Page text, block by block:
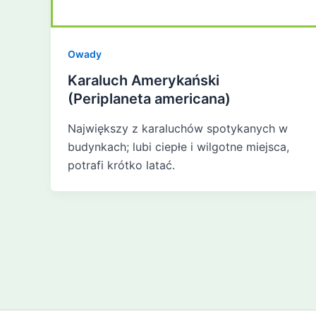
Owady
Karaluch Amerykański
(Periplaneta americana)
Największy z karaluchów spotykanych w
budynkach; lubi ciepłe i wilgotne miejsca,
potrafi krótko latać.